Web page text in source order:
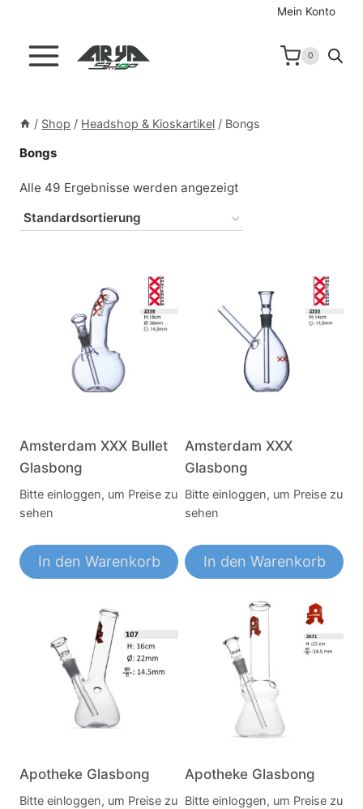
springen
Mein Konto
0
/ Shop / Headshop & Kioskartikel / Bongs
Bongs
Alle 49 Ergebnisse werden angezeigt
Amsterdam XXX Bullet
Glasbong
Bitte einloggen, um Preise zu
sehen
In den Warenkorb
Amsterdam XXX
Glasbong
Bitte einloggen, um Preise zu
sehen
In den Warenkorb
Apotheke Glasbong
Bitte einloggen, um Preise zu
Apotheke Glasbong
Bitte einloggen, um Preise zu